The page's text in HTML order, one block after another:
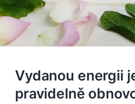
Vydanou energii
pravidelně